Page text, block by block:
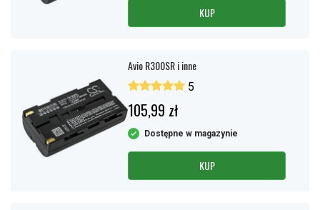
KUP
Avio R300SR i inne
5
105,99 zł
Dostępne w magazynie
KUP